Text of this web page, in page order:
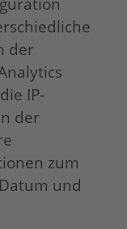
der
IP-
der
zum
und